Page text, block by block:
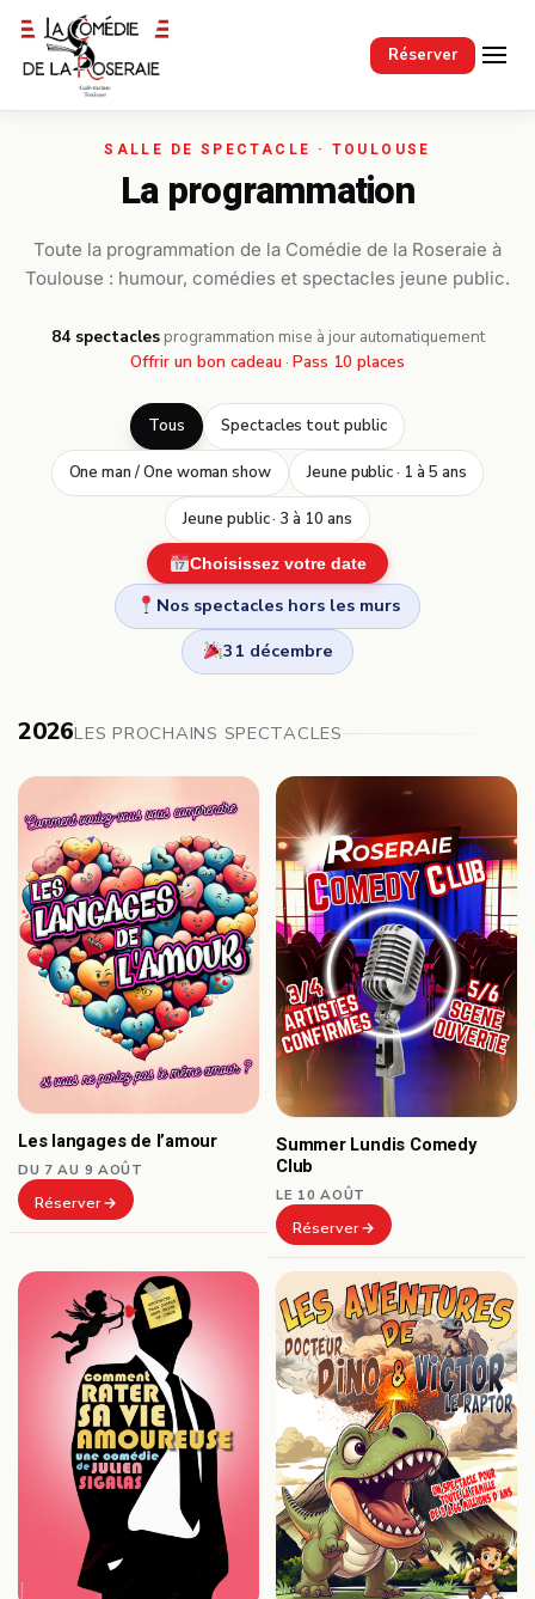
Réserver
Passer au contenu principal
La programmation
Toute la programmation de la Comédie de la Roseraie à
Toulouse : humour, comédies et spectacles jeune public.
84 spectacles· programmation mise à jour automatiquement
Offrir un bon cadeau · Pass 10 places
Tous Spectacles tout public
One man / One woman show Jeune public · 1 à 5 ans
Jeune public · 3 à 10 ans
Choisissez votre date
Nos spectacles hors les murs
31 décembre
2026LES PROCHAINS SPECTACLES
Les langages de l’amour
DU 7 AU 9 AOÛT
Réserver
Summer Lundis Comedy
Club
LE 10 AOÛT
Réserver